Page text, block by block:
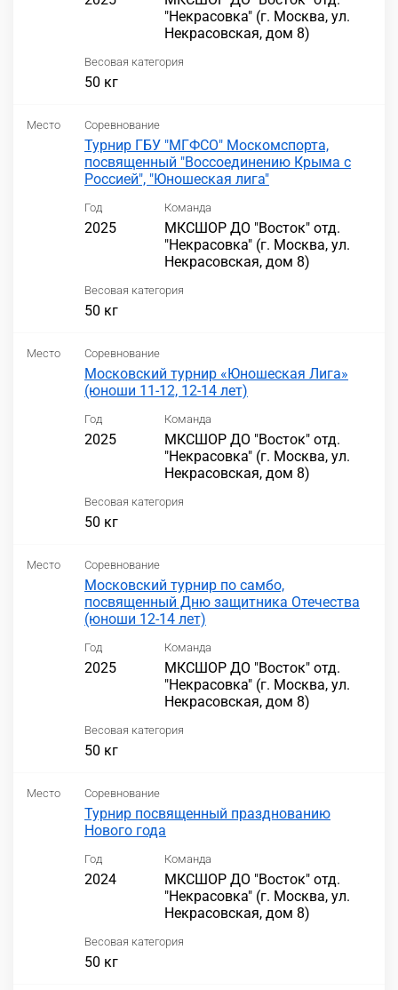
"Некрасовка" (г. Москва, ул.
Некрасовская, дом 8)
Весовая категория
50 кг
Место Соревнование
Турнир ГБУ "МГФСО" Москомспорта,
посвященный "Воссоединению Крыма с
Россией", "Юношеская лига"
Год
2025
Команда
МКСШОР ДО "Восток" отд.
"Некрасовка" (г. Москва, ул.
Некрасовская, дом 8)
Весовая категория
50 кг
Место Соревнование
Московский турнир «Юношеская Лига»
(юноши 11-12, 12-14 лет)
Год
2025
Команда
МКСШОР ДО "Восток" отд.
"Некрасовка" (г. Москва, ул.
Некрасовская, дом 8)
Весовая категория
50 кг
Место Соревнование
Московский турнир по самбо,
посвященный Дню защитника Отечества
(юноши 12-14 лет)
Год
2025
Команда
МКСШОР ДО "Восток" отд.
"Некрасовка" (г. Москва, ул.
Некрасовская, дом 8)
Весовая категория
50 кг
Место Соревнование
Турнир посвященный празднованию
Нового года
Год
2024
Команда
МКСШОР ДО "Восток" отд.
"Некрасовка" (г. Москва, ул.
Некрасовская, дом 8)
Весовая категория
50 кг